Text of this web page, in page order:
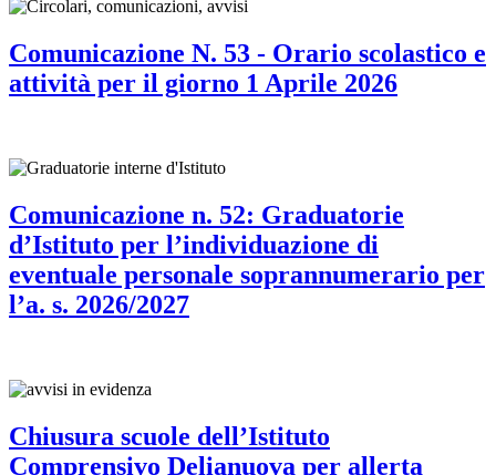
Comunicazione N. 53 - Orario scolastico e
attività per il giorno 1 Aprile 2026
Comunicazione n. 52: Graduatorie
d’Istituto per l’individuazione di
eventuale personale soprannumerario per
l’a. s. 2026/2027
Chiusura scuole dell’Istituto
Comprensivo Delianuova per allerta